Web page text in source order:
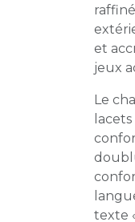
et
jeux
Le
texte